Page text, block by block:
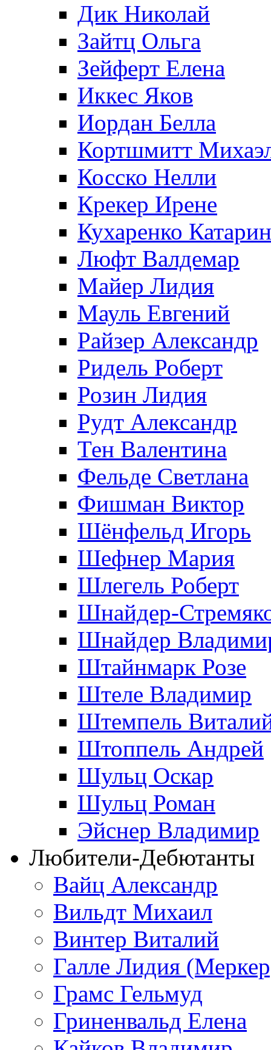
Дик Николай
Зайтц Ольга
Зейферт Елена
Иккес Яков
Иордан Белла
Кортшмитт
Косско Нелли
Крекер Ирене
Кухаренко
Люфт Валдемaр
Майер Лидия
Мауль Евгений
Райзер Александр
Ридель Роберт
Розин Лидия
Рудт Александр
Тен Валентина
Фельде Светлана
Фишман Виктор
Шёнфельд Игорь
Шефнер Мария
Шлегель Роберт
Шнайдер-
Шнайдер
Штайнмарк Розe
Штеле Владимир
Штемпель
Штоппель Андрей
Шульц Оскар
Шульц Роман
Эйснер Владимир
Любители-Дебютанты
Вайц Александр
Вильдт Михаил
Винтер Виталий
Галле Лидия
Грамс Гельмуд
Гриненвальд Елена